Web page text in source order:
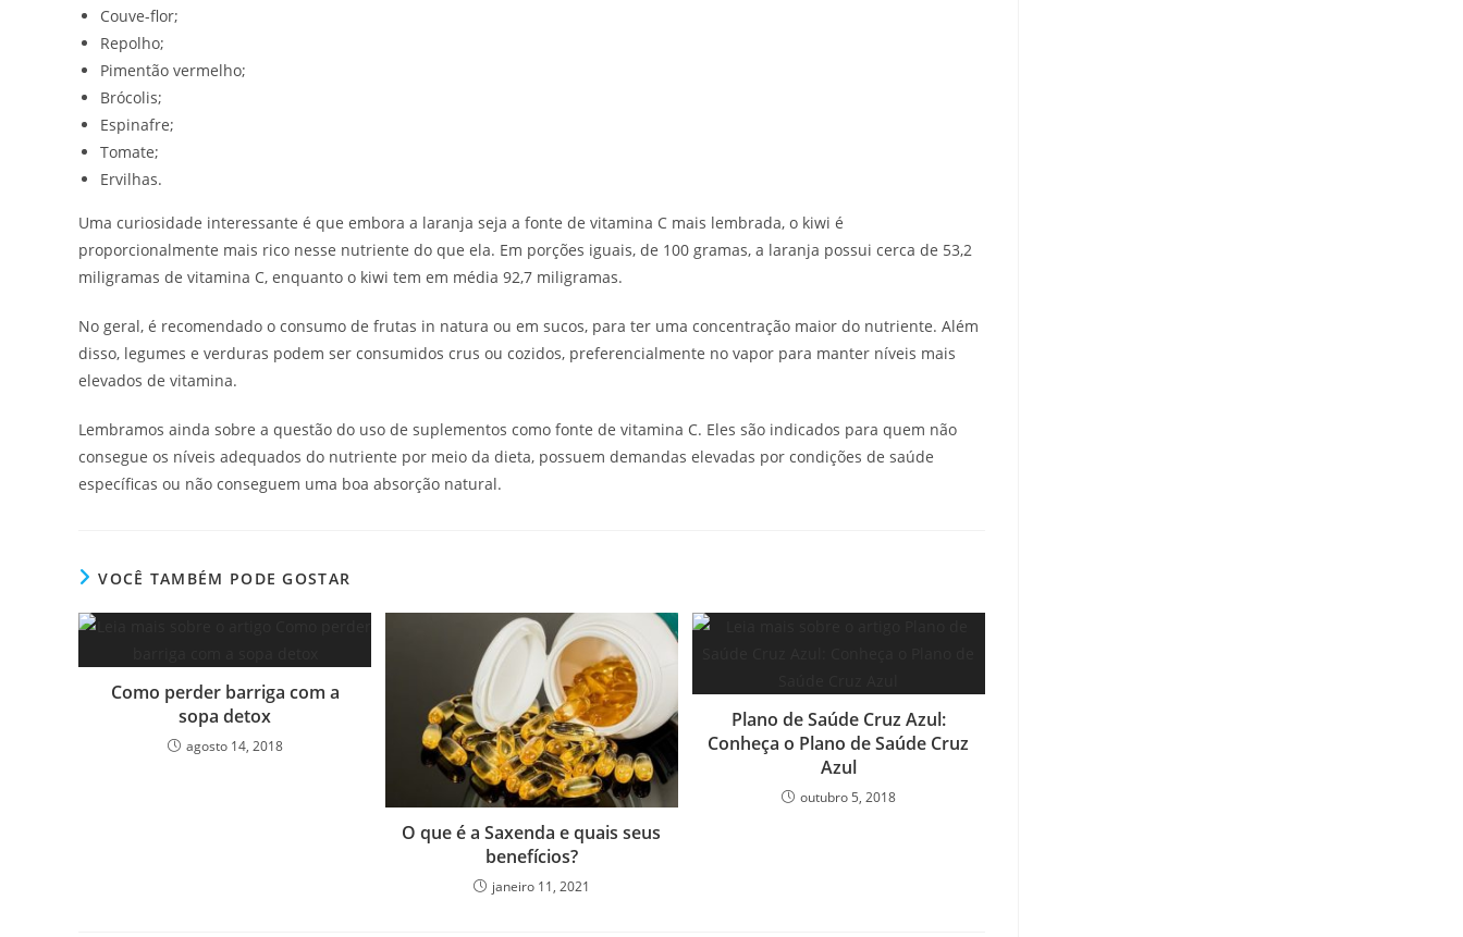
Couve-flor;
Repolho;
Pimentão vermelho;
Brócolis;
Espinafre;
Tomate;
Ervilhas.
Uma curiosidade interessante é que embora a laranja seja a fonte de vitamina C mais lembrada, o kiwi é
proporcionalmente mais rico nesse nutriente do que ela. Em porções iguais, de 100 gramas, a laranja possui cerca de 53,2
miligramas de vitamina C, enquanto o kiwi tem em média 92,7 miligramas.
No geral, é recomendado o consumo de frutas in natura ou em sucos, para ter uma concentração maior do nutriente. Além
disso, legumes e verduras podem ser consumidos crus ou cozidos, preferencialmente no vapor para manter níveis mais
elevados de vitamina.
Lembramos ainda sobre a questão do uso de suplementos como fonte de vitamina C. Eles são indicados para quem não
consegue os níveis adequados do nutriente por meio da dieta, possuem demandas elevadas por condições de saúde
específicas ou não conseguem uma boa absorção natural.
VOCÊ TAMBÉM PODE GOSTAR
Como perder barriga com a
sopa detox
agosto 14, 2018
O que é a Saxenda e quais seus
benefícios?
janeiro 11, 2021
Plano de Saúde Cruz Azul:
Conheça o Plano de Saúde Cruz
Azul
outubro 5, 2018